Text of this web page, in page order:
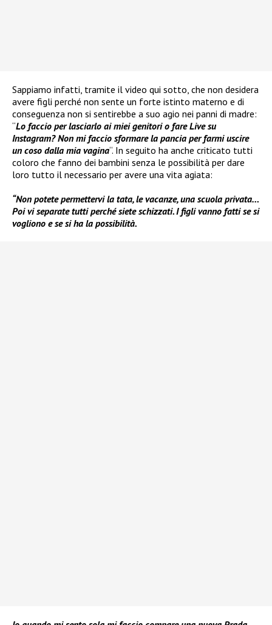
Sappiamo infatti, tramite il video qui sotto, che non desidera
avere figli perché non sente un forte istinto materno e di
conseguenza non si sentirebbe a suo agio nei panni di madre:
“Lo faccio per lasciarlo ai miei genitori o fare Live su
Instagram? Non mi faccio sformare la pancia per farmi uscire
un coso dalla mia vagina“. In seguito ha anche criticato tutti
coloro che fanno dei bambini senza le possibilità per dare
loro tutto il necessario per avere una vita agiata:
“Non potete permettervi la tata, le vacanze, una scuola privata…
Poi vi separate tutti perché siete schizzati. I figli vanno fatti se si
vogliono e se si ha la possibilità.